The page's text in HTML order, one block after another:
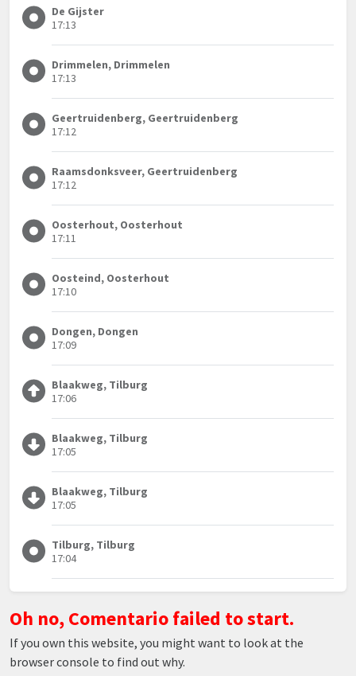
De Gijster
17:13
Drimmelen, Drimmelen
17:13
Geertruidenberg, Geertruidenberg
17:12
Raamsdonksveer, Geertruidenberg
17:12
Oosterhout, Oosterhout
17:11
Oosteind, Oosterhout
17:10
Dongen, Dongen
17:09
Blaakweg, Tilburg
17:06
Blaakweg, Tilburg
17:05
Blaakweg, Tilburg
17:05
Tilburg, Tilburg
17:04
Oh no, Comentario failed to start.
If you own this website, you might want to look at the
browser console to find out why.